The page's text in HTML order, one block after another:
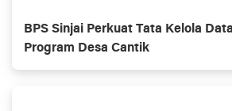
BPS Sinjai Perkuat Tata Kelola
Program Desa Cantik